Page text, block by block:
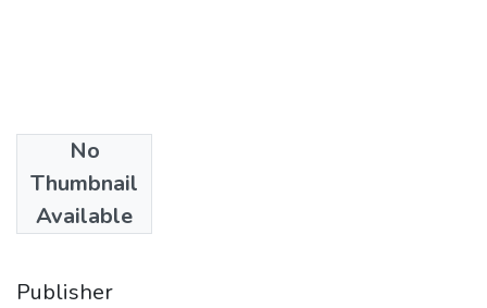
No
Thumbnail
Available
Authors
Mesa, Ana María
Rojas, Alba Luz
Publisher